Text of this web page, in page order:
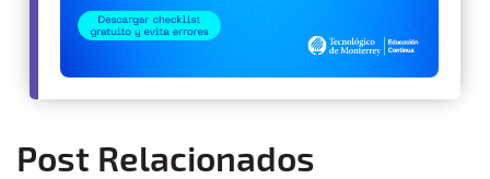
Post Relacionados